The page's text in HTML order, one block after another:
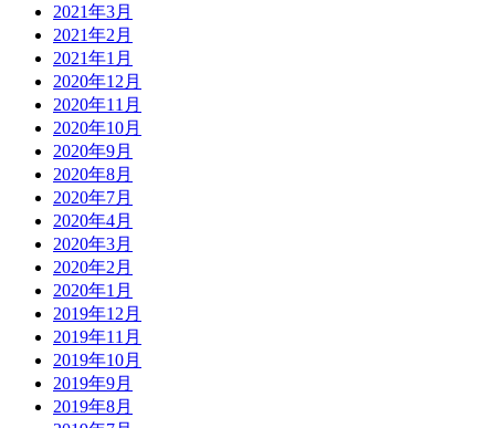
2021年3月
2021年2月
2021年1月
2020年12月
2020年11月
2020年10月
2020年9月
2020年8月
2020年7月
2020年4月
2020年3月
2020年2月
2020年1月
2019年12月
2019年11月
2019年10月
2019年9月
2019年8月